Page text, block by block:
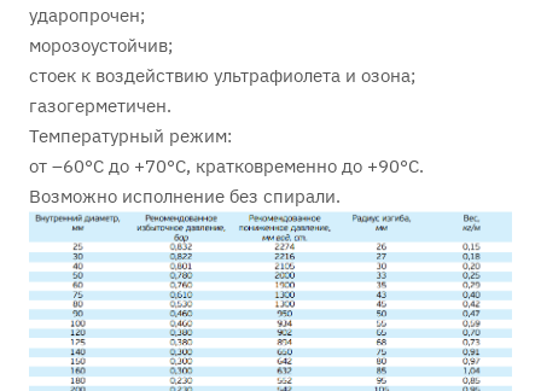
ударопрочен;
морозоустойчив;
стоек к воздействию ультрафиолета и озона;
газогерметичен.
Температурный режим:
от –60°С до +70°С, кратковременно до +90°С.
Возможно исполнение без спирали.